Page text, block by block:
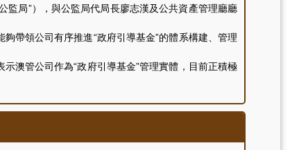
局”），與公監局代局長廖志漢及公共資產管理廳廳
帶領公司有序推進“政府引導基金”的體系構建、管理
澳管公司作為“政府引導基金”管理實體，目前正積極